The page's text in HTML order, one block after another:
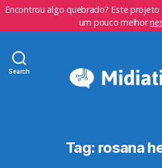
Encontrou algo quebrado? Este
um pouco melhor
Search
Tag: rosana